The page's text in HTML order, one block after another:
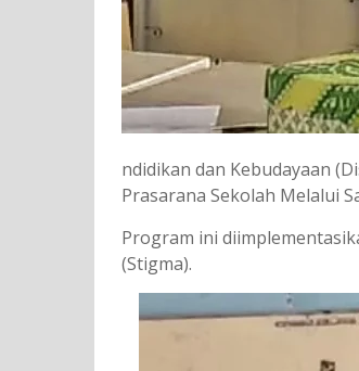
ndidikan dan Kebudayaan
Prasarana Sekolah Melalui
Program ini
(Stigma).